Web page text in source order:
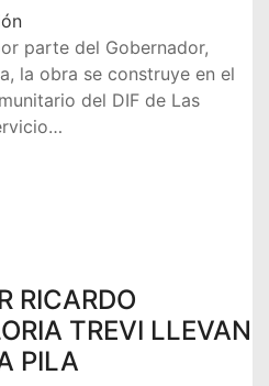
parte del Gobernador,
la obra se construye en el
del DIF de Las
RICARDO
TREVI LLEVAN
PILA